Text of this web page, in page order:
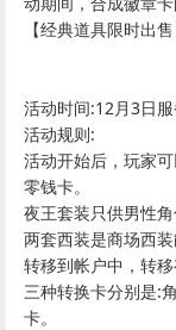
【经典道具限时出售
活动时间:12月3日
活动规则:
活动开始后，玩家
零钱卡。
夜王套装只供男性
两套西装是商场西
转移到帐户中，转移
三种转换卡分别是:
卡。